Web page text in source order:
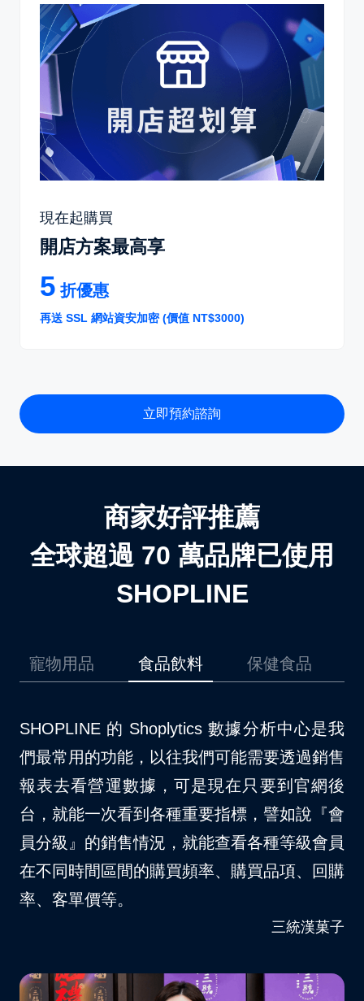
現在起購買
開店方案最高享
5 折優惠
再送 SSL 網站資安加密 (價值 NT$3000)
立即預約諮詢
商家好評推薦
全球超過 70 萬品牌已使用
SHOPLINE
食品飲料 保健食品 美妝保養
我們原先是採用其他的第三方金流，在使用上
時常碰到一些問題，後來因為開通了
SHOPLINE Payments 以後，對於消費者結
帳等方面確實更順暢許多。自從我們品牌導入
SHOPLINE Payments 以後，大約節省了 10
– 15% 的人力資源消耗。